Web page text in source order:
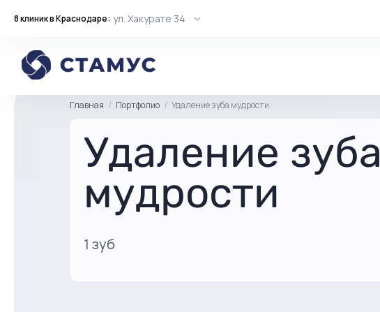
8 клиник в Краснодаре: ул. Хакурате 34
Главная Портфолио Удаление зуба мудрости
Удаление зуба
мудрости
1 зуб